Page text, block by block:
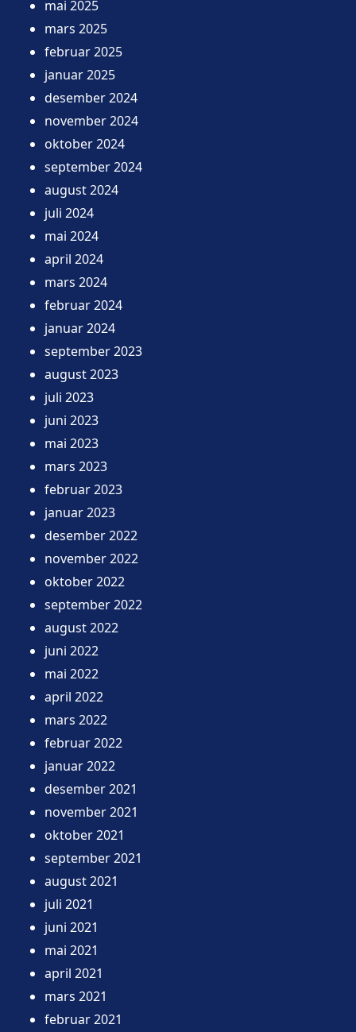
mai 2025
mars 2025
februar 2025
januar 2025
desember 2024
november 2024
oktober 2024
september 2024
august 2024
juli 2024
mai 2024
april 2024
mars 2024
februar 2024
januar 2024
september 2023
august 2023
juli 2023
juni 2023
mai 2023
mars 2023
februar 2023
januar 2023
desember 2022
november 2022
oktober 2022
september 2022
august 2022
juni 2022
mai 2022
april 2022
mars 2022
februar 2022
januar 2022
desember 2021
november 2021
oktober 2021
september 2021
august 2021
juli 2021
juni 2021
mai 2021
april 2021
mars 2021
februar 2021